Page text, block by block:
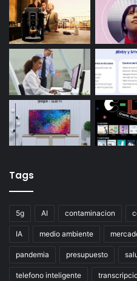
Tags
5g AI contaminacion
IA medio ambiente
pandemia presupuesto
telefono inteligente